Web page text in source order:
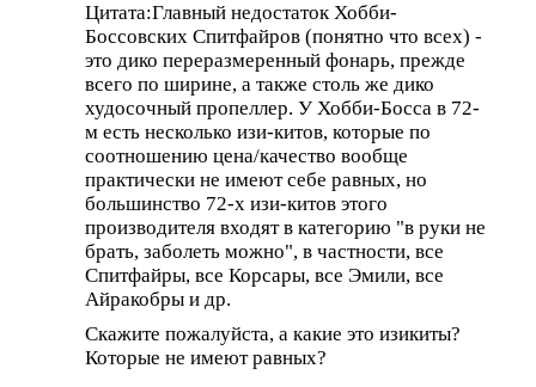
Цитата:Главный недостаток Хобби-
Боссовских Спитфайров (понятно что всех) -
это дико переразмеренный фонарь, прежде
всего по ширине, а также столь же дико
худосочный пропеллер. У Хобби-Босса в 72-
м есть несколько изи-китов, которые по
соотношению цена/качество вообще
практически не имеют себе равных, но
большинство 72-х изи-китов этого
производителя входят в категорию "в руки не
брать, заболеть можно", в частности, все
Спитфайры, все Корсары, все Эмили, все
Айракобры и др.
Скажите пожалуйста, а какие это изикиты?
Которые не имеют равных?